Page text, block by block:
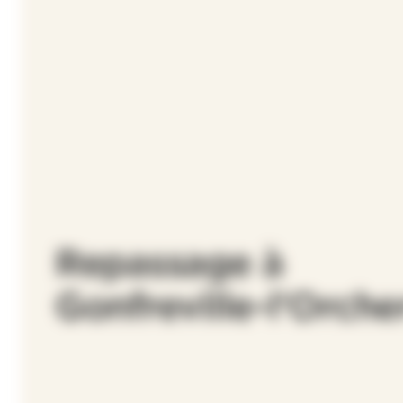
Repassage à
Gonfreville-